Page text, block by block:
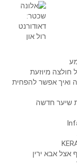
ואיך אפשר להפחית
שיער חדשה
אבא ירין